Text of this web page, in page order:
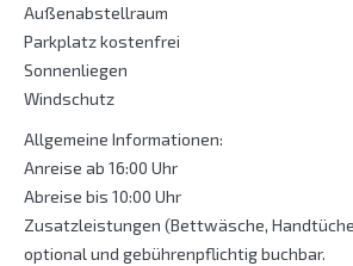
Außenabstellraum
Parkplatz kostenfrei
Sonnenliegen
Windschutz
Allgemeine Informationen:
Anreise ab 16:00 Uhr
Abreise bis 10:00 Uhr
Zusatzleistungen (Bettwäsche,
optional und gebührenpflichtig buchbar.